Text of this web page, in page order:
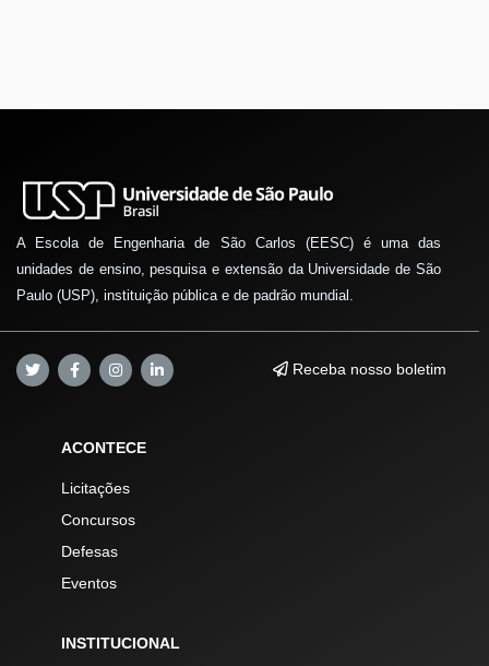
A Escola de Engenharia de São Carlos (EESC) é uma das
unidades de ensino, pesquisa e extensão da Universidade de São
Paulo (USP), instituição pública e de padrão mundial.
Receba nosso boletim
ACONTECE
Licitações
Concursos
Defesas
Eventos
INSTITUCIONAL